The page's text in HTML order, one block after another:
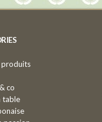
produits
co
table